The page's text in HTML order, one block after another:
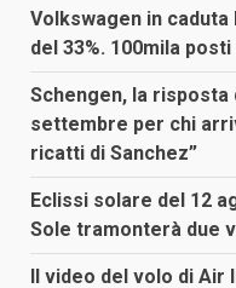
Volkswagen in
del 33%. 100mila
Schengen, la risposta
settembre per chi
ricatti di Sanchez”
Eclissi solare del 12
Sole tramonterà due
Il video del volo di